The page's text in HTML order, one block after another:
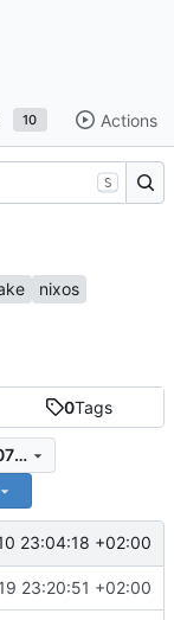
10 Actions
0Tags
8657e7751445476e013b2a57c8025f007b16073e
23:04:18 +02:00
23:20:51 +02:00
S
nixos